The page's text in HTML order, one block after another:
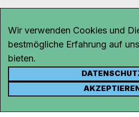
KONTAKT
Wir verwenden Cookies und
bestmögliche Erfahrung auf
bieten.